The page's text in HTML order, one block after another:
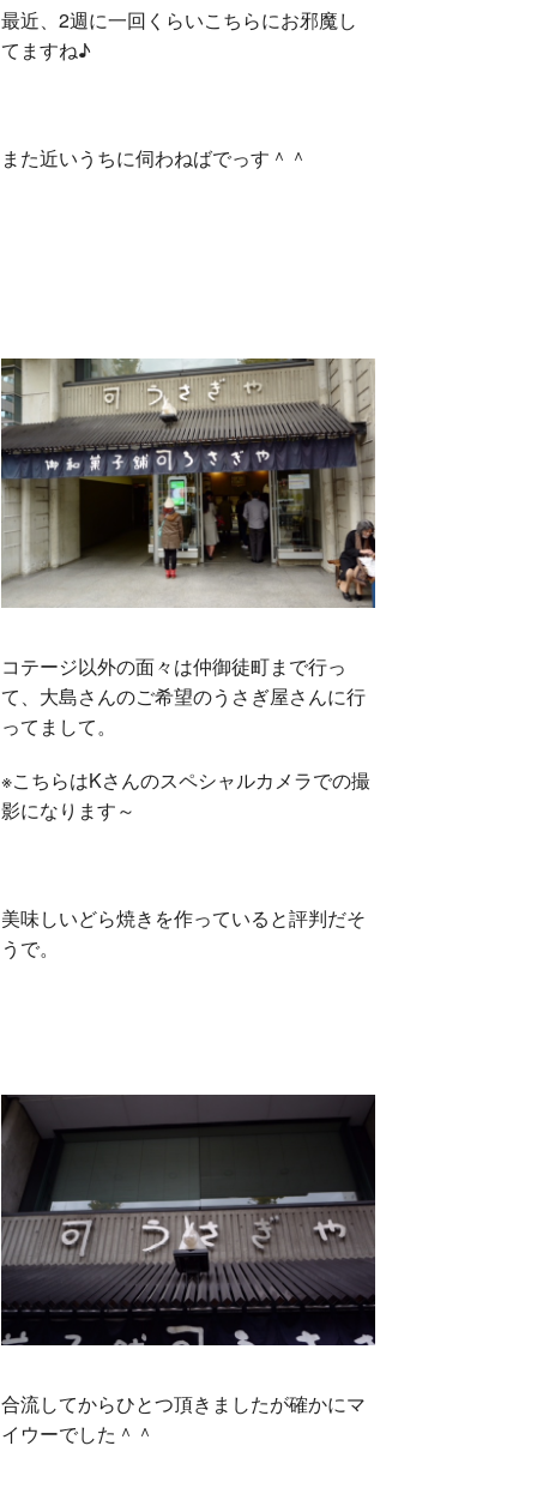
最近、2週に一回くらいこちらにお邪魔し
てますね♪
また近いうちに伺わねばでっす＾＾
コテージ以外の面々は仲御徒町まで行っ
て、大島さんのご希望のうさぎ屋さんに行
ってまして。
※こちらはKさんのスペシャルカメラでの撮
影になります～
美味しいどら焼きを作っていると評判だそ
うで。
合流してからひとつ頂きましたが確かにマ
イウーでした＾＾